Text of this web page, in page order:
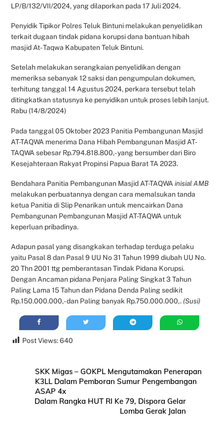
LP/B/132/VII/2024, yang dilaporkan pada 17 Juli 2024.
Penyidik Tipikor Polres Teluk Bintuni melakukan penyelidikan
terkait dugaan tindak pidana korupsi dana bantuan hibah
masjid At- Taqwa Kabupaten Teluk Bintuni.
Setelah melakukan serangkaian penyelidikan dengan
memeriksa sebanyak 12 saksi dan pengumpulan dokumen,
terhitung tanggal 14 Agustus 2024, perkara tersebut telah
ditingkatkan statusnya ke penyidikan untuk proses lebih lanjut.
Rabu (14/8/2024)
Pada tanggal 05 Oktober 2023 Panitia Pembangunan Masjid
AT-TAQWA menerima Dana Hibah Pembangunan Masjid AT-
TAQWA sebesar Rp.794.818.800,- yang bersumber dari Biro
Kesejahteraan Rakyat Propinsi Papua Barat TA 2023.
Bendahara Panitia Pembangunan Masjid AT-TAQWAinisial AMB
melakukan perbuatannya dengan cara memalsukan tanda
ketua Panitia di Slip Penarikan untuk mencairkan Dana
Pembangunan Pembangunan Masjid AT-TAQWA untuk
keperluan pribadinya.
Adapun pasal yang disangkakan terhadap terduga pelaku
yaitu Pasal 8 dan Pasal 9 UU No 31 Tahun 1999 diubah UU No.
20 Thn 2001 ttg pemberantasan Tindak Pidana Korupsi.
Dengan Ancaman pidana Penjara Paling Singkat 3 Tahun
Paling Lama 15 Tahun dan Pidana Denda Paling sedikit
Rp.150.000.000,- dan Paling banyak Rp.750.000.000,. (Susi)
Post Views: 640
SKK Migas – GOKPL Mengutamakan Penerapan
K3LL Dalam Pemboran Sumur Pengembangan
ASAP 4x
Dalam Rangka HUT RI Ke 79, Dispora Gelar
Lomba Gerak Jalan